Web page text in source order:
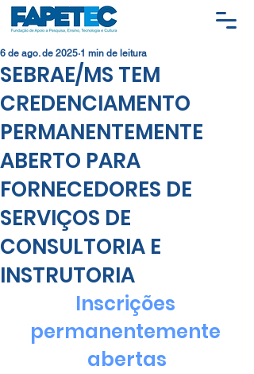
SEBRAE/MS TEM
CREDENCIAMENTO
PERMANENTEMENTE
ABERTO PARA
FORNECEDORES DE
SERVIÇOS DE
CONSULTORIA E
INSTRUTORIA
6 de ago. de 2025 1 min de leitura
Inscrições
permanentemente
abertas